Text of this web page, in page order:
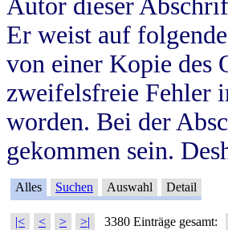
Autor dieser
Er weist auf
von einer Kopie des
zweifelsfreie Fehler
worden. Bei der
gekommen sein.
Alles Suchen Auswahl Detail
|< < > >| 3380 Einträge gesamt: